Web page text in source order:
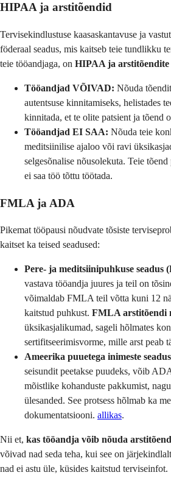
HIPAA ja arstitõendid
Tervisekindlustuse kaasaskantavuse ja
föderaal seadus, mis kaitseb teie tundlikku
teie tööandjaga, on HIPAA ja arstitõendite
Tööandjad VÕIVAD: Nõuda
autentsuse kinnitamiseks, helistades
kinnitada, et te olite patsient ja tõend
Tööandjad EI SAA: Nõuda teie
meditsiinilise ajaloo või ravi
selgesõnalise nõusolekuta. Teie
ei saa töö tõttu töötada.
FMLA ja ADA
Pikemat tööpausi nõudvate tõsiste
kaitset ka teised seadused:
Pere- ja meditsiinipuhkuse seadus
vastava tööandja juures ja teil on
võimaldab FMLA teil võtta kuni 12
kaitstud puhkust. FMLA arstitõendi
üksikasjalikumad, sageli hõlmates
sertifitseerimisvorme, mille arst peab
Ameerika puuetega inimeste
seisundit peetakse puudeks, võib
mõistlike kohanduste pakkumist,
ülesanded. See protsess hõlmab ka
dokumentatsiooni. allikas.
Nii et, kas tööandja võib nõuda
võivad nad seda teha, kui see on
nad ei astu üle, küsides kaitstud terviseinfot.